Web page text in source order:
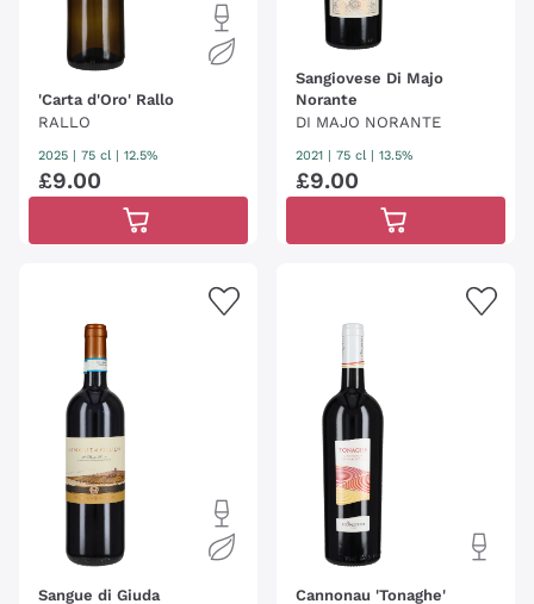
'Carta d'Oro' Rallo
RALLO
2025 | 75 cl | 12.5%
£9.00
Sangiovese Di Majo
Norante
DI MAJO NORANTE
2021 | 75 cl | 13.5%
£9.00
Sangue di Giuda
Cannonau 'Tonaghe'